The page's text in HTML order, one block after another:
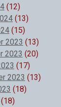
(12)
(13)
(15)
2023 (13)
2023 (20)
(17)
2023 (13)
(18)
(18)